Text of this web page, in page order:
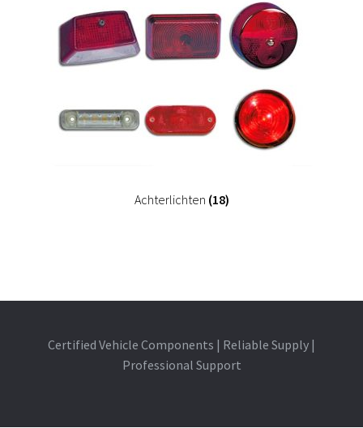
Achterlichten (18)
Certified Vehicle Components | Reliable Supply |
Professional Support